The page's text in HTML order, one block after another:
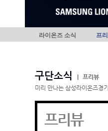
라이온즈 소식 프
구단소식
프리뷰
미리 만나는 삼성라이온즈경
프리뷰